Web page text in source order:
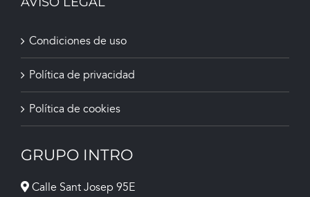
Condiciones de uso
Política de privacidad
Política de cookies
GRUPO INTRO
Calle Sant Josep 95E